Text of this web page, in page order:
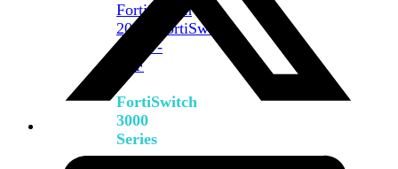
FortiSwitch
2048F
FortiSwitch
2048F-
B2F
FortiSwitch
3000
Series